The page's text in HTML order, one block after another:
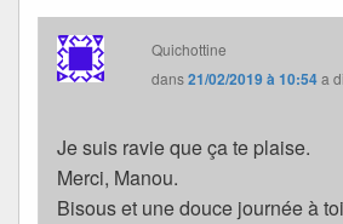
Quichottine
dans21/02/2019 à 10:54a
Je suis ravie que ça te plaise.
Merci, Manou.
Bisous et une douce journée à